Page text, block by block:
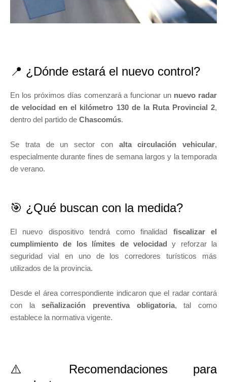
📍 ¿Dónde estará el nuevo control?
En los próximos días comenzará a funcionar un nuevo radar
de velocidad en el kilómetro 130 de la Ruta Provincial 2,
dentro del partido de Chascomús.
Se trata de un sector con alta circulación vehicular,
especialmente durante fines de semana largos y la temporada
de verano.
🎯 ¿Qué buscan con la medida?
El nuevo dispositivo tendrá como finalidad fiscalizar el
cumplimiento de los límites de velocidad y reforzar la
seguridad vial en uno de los corredores turísticos más
utilizados de la provincia.
Desde el área correspondiente indicaron que el radar contará
con laseñalización preventiva obligatoria, tal como
establece la normativa vigente.
⚠️ Recomendaciones para